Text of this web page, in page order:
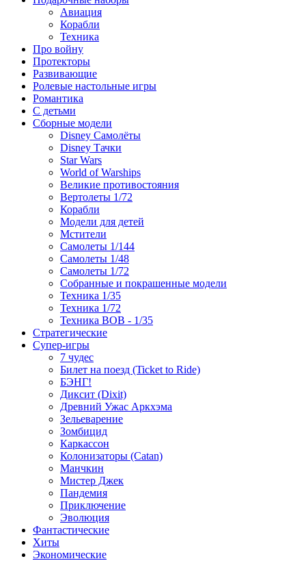
Авиация
Корабли
Техника
Про войну
Протекторы
Развивающие
Ролевые настольные игры
Романтика
С детьми
Сборные модели
Disney Самолёты
Disney Тачки
Star Wars
World of Warships
Великие противостояния
Вертолеты 1/72
Корабли
Модели для детей
Мстители
Самолеты 1/144
Самолеты 1/48
Самолеты 1/72
Собранные и покрашенные модели
Техника 1/35
Техника 1/72
Техника ВОВ - 1/35
Стратегические
Супер-игры
7 чудес
Билет на поезд (Ticket to Ride)
БЭНГ!
Диксит (Dixit)
Древний Ужас Аркхэма
Зельеварение
Зомбицид
Каркассон
Колонизаторы (Catan)
Манчкин
Мистер Джек
Пандемия
Приключение
Эволюция
Фантастические
Хиты
Экономические